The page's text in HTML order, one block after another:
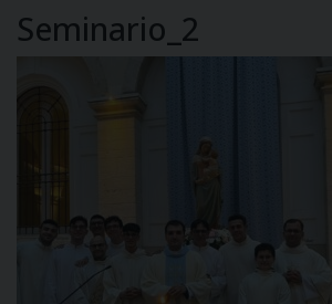
Seminario_2